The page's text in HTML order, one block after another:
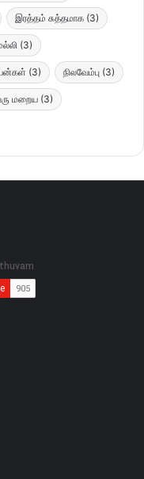
இரத்தம் சுத்தமாக (3)
(3)
(3) நிலவேம்பு (3)
மறைய (3)